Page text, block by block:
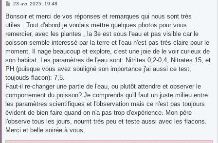
M
s
a
g
23 avr. 2025, 19:48
Bonsoir et merci de vos réponses et remarques qui nous sont très
utiles...Tout d'abord je voulais mettre quelques photos pour vous
remercier, avec les plantes , la 3e est sous l'eau et pas visible car le
poisson semble interessé par la terre et l'eau n'est pas très claire pour le
moment. Il nage beaucoup et explore, c'est une joie de le voir curieux de
son habitat. Les paramètres de l'eau sont: Nitrites 0,2-0,4, Nitrates 15, et
PH (puisque vous avez souligné son importance j'ai aussi ce test,
toujouds flacon): 7,5.
Faut-il re-changer une partie de l'eau, ou plutôt attendre et observer le
comportement du poisson? Je comprends qu'il faut un juste milieu entre
les paramètres scientifiques et l'observation mais ce n'est pas toujours
évident de bien faire quand on n'a pas trop d'expérience. Mon père
l'observe tous les jours, nourrit très peu et teste aussi avec les flacons.
Merci et belle soirée à vous.